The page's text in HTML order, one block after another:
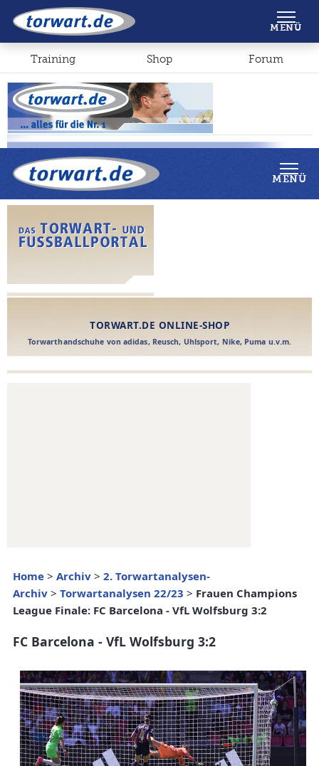
Shop Forum
MENÜ
Home > Archiv > 2. Torwartanalysen-
Archiv > Torwartanalysen 22/23 > Frauen Champions
League Finale: FC Barcelona - VfL Wolfsburg 3:2
FC Barcelona - VfL Wolfsburg 3:2